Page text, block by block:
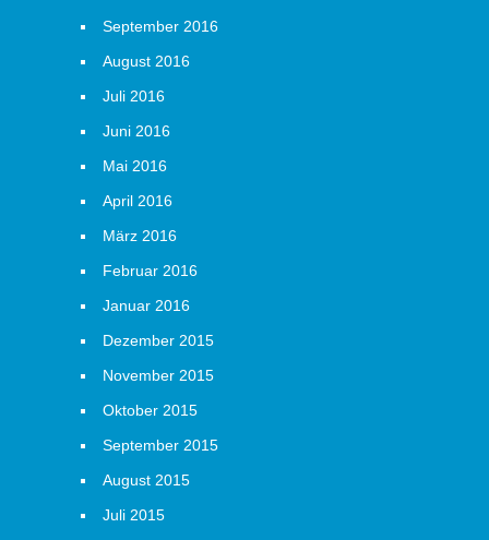
September 2016
August 2016
Juli 2016
Juni 2016
Mai 2016
April 2016
März 2016
Februar 2016
Januar 2016
Dezember 2015
November 2015
Oktober 2015
September 2015
August 2015
Juli 2015